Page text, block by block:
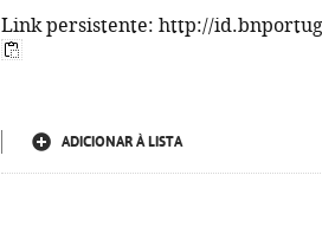
Link persistente: http://
ADICIONAR À LISTA